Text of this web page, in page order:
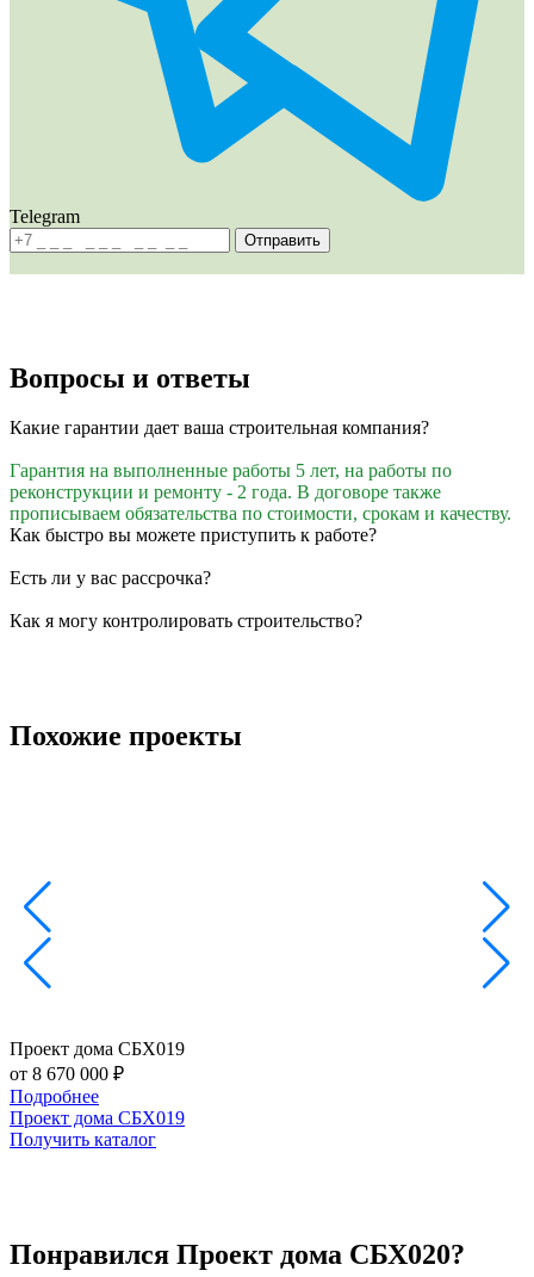
Telegram
Отправить
Вопросы и ответы
Какие гарантии дает ваша строительная компания?
Гарантия на выполненные работы 5 лет, на работы по
реконструкции и ремонту - 2 года. В договоре также
прописываем обязательства по стоимости, срокам и качеству.
Как быстро вы можете приступить к работе?
Есть ли у вас рассрочка?
Как я могу контролировать строительство?
Похожие проекты
Проект дома СБХ019
от 8 670 000 ₽
Подробнее
Проект дома СБХ019
Получить каталог
Понравился Проект дома СБХ020?